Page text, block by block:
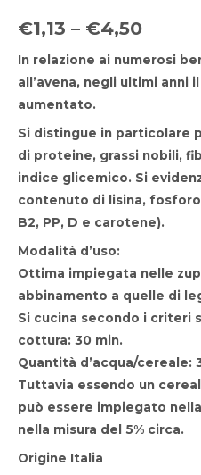
€1,13 – €4,50
In relazione ai numerosi
all’avena, negli ultimi anni
aumentato.
Si distingue in particolare
di proteine, grassi nobili,
indice glicemico. Si
contenuto di lisina, fosforo
B2, PP, D e carotene).
Modalità d’uso:
Ottima impiegata nelle
abbinamento a quelle di
Si cucina secondo i criteri
cottura: 30 min.
Quantità d’acqua/cereale:
Tuttavia essendo un
può essere impiegato
nella misura del 5% circa.
Origine Italia